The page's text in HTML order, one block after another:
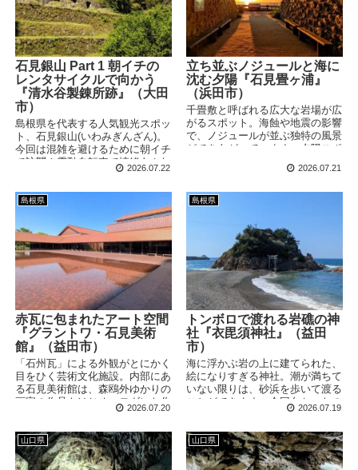
石見銀山 Part 1 朝イチの
レンタサイクルで向かう
『清水谷製錬所跡』（大田
市）
島根県を代表する人気観光スポッ
ト、石見銀山(いわみぎんざん)。
今回は混雑を避けるために朝イチ
で訪問！電動自転車で情緒あふれ
る町並みを抜けて、まずは清水谷
2026.07.22
立ち並ぶノジュールと海に
沈む夕陽『石見畳ヶ浦』
（浜田市）
千畳敷と呼ばれる広大な岩場が広
がるスポット。海蝕や地震の影響
で、ノジュールが並ぶ独特の風景
ができあがっています。夕陽スポ
ットでもあるため、今回は日没を
狙って訪問してみました！2026.07.21
島根県
赤瓦に包まれたアート空間
『グラントワ・石見美術
館』（益田市）
「石州瓦」による外観がとにかく
目をひく芸術文化施設。内部にあ
る石見美術館は、森鴎外ゆかりの
画家の作品をはじめ、モダンな作
品も多数収蔵。常に複数の展覧会
プの作品を鑑賞することができま
す。
2026.07.20
島根県
トンボロで渡れる岩礁の神
社『衣毘須神社』（益田
市）
海に浮かぶ岩の上に建てられた、
絵になりすぎる神社。潮が満ちて
いない限りは、砂浜を歩いて渡る
ことができます。今回向かったの
は干潮の2時間後。はたして、渡
2026.07.19
山口県 山口県